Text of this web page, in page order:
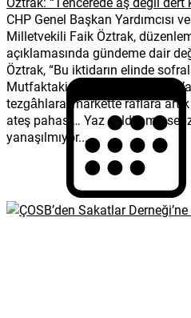
CHP Genel Başkan Yardımcısı
Milletvekili Faik Öztrak,
açıklamasında gündeme dair
Öztrak, “Bu iktidarın elinde
Mutfaktaki tencereler boşaldı.
tezgâhlara, markette raflara
ateş pahası… Yaz geldi ama
yanaşılmıyor....